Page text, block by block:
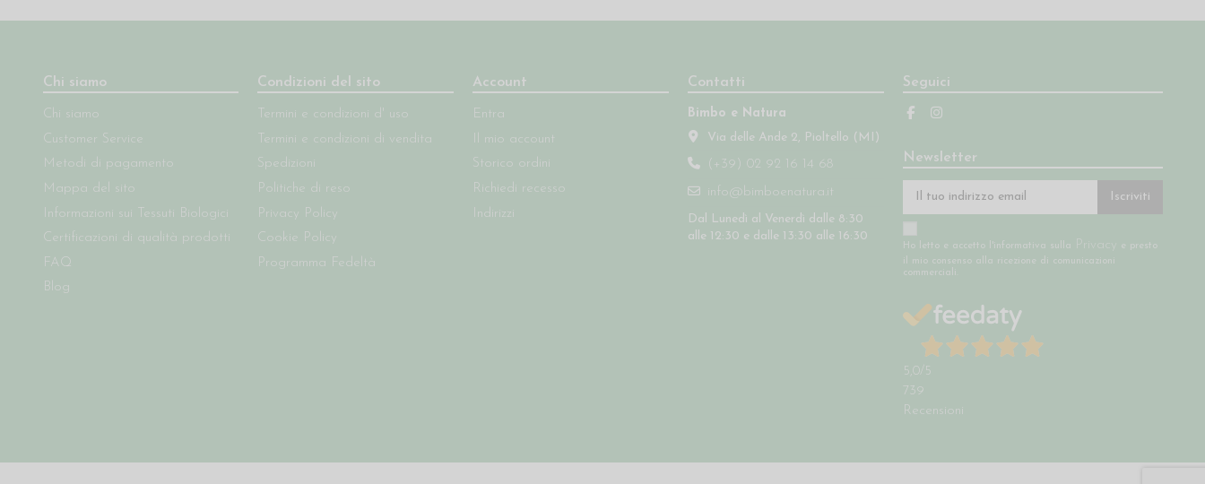
Chi siamo
Chi siamo
Customer Service
Metodi di pagamento
Mappa del sito
Informazioni sui Tessuti Biologici
Certificazioni di qualità prodotti
FAQ
Blog
Condizioni del sito
Termini e condizioni d' uso
Termini e condizioni di vendita
Spedizioni
Politiche di reso
Privacy Policy
Cookie Policy
Programma Fedeltà
Account
Entra
Il mio account
Storico ordini
Richiedi recesso
Indirizzi
Contatti
Bimbo e Natura
Via delle Ande 2, Pioltello (MI)
(+39) 02 92 16 14 68
info@bimboenatura.it
Dal Lunedì al Venerdì dalle 8:30
alle 12:30 e dalle 13:30 alle 16:30
Seguici
Newsletter
Iscriviti
Ho letto e accetto l'informativa sulla Privacy
e presto
il mio consenso alla ricezione di comunicazioni
commerciali.
5,0/5
739
Recensioni